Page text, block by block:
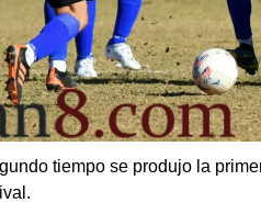
tiempo se produjo la